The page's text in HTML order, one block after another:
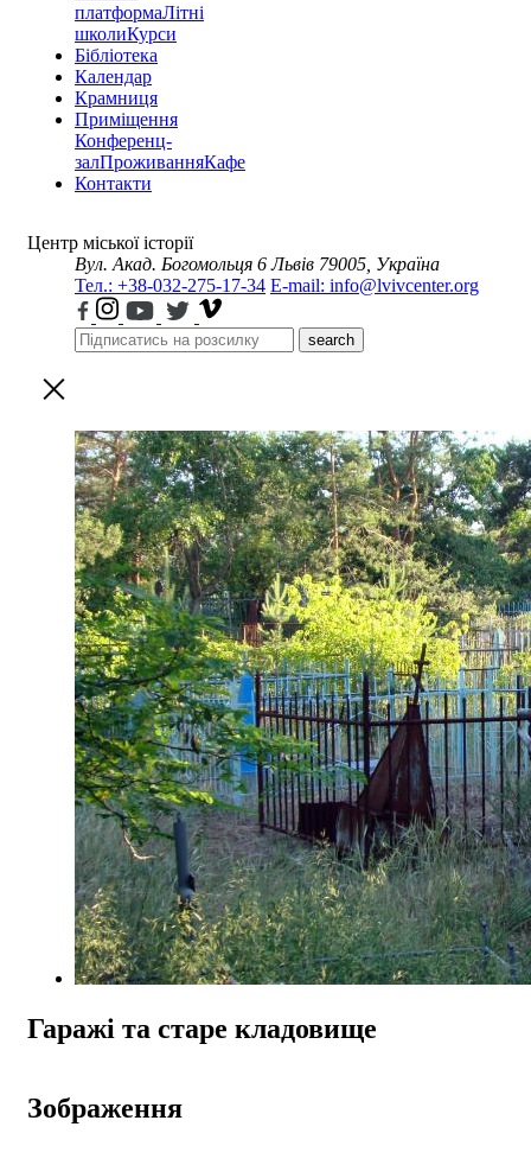
платформаЛітні
школиКурси
Бібліотека
Календар
Крамниця
Приміщення
Конференц-
залПроживанняКафе
Контакти
Центр міської історії
Вул. Акад. Богомольця 6 Львів 79005, Україна
Тел.: +38-032-275-17-34 E-mail: info@lvivcenter.org
search
Гаражі та старе кладовище
Зображення